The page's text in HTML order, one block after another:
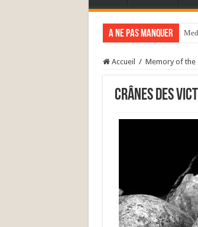
A ne pas manquer
Accueil / Memory of the
Crânes des